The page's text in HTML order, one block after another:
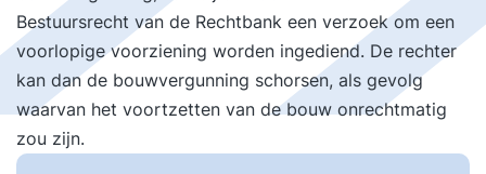
Bestuursrecht van de Rechtbank een verzoek om een
voorlopige voorziening worden ingediend. De rechter
kan dan de bouwvergunning schorsen, als gevolg
waarvan het voortzetten van de bouw onrechtmatig
zou zijn.